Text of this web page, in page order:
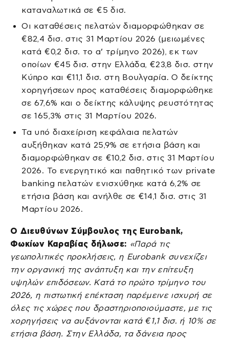
καταναλωτικά σε €5 δισ.
Οι καταθέσεις πελατών διαμορφώθηκαν σε
€82,4 δισ. στις 31 Μαρτίου 2026 (μειωμένες
κατά €0,2 δισ. το α’ τρίμηνο 2026), εκ των
οποίων €45 δισ. στην Ελλάδα, €23,8 δισ. στην
Κύπρο και €11,1 δισ. στη Βουλγαρία. Ο δείκτης
χορηγήσεων προς καταθέσεις διαμορφώθηκε
σε 67,6% και ο δείκτης κάλυψης ρευστότητας
σε 165,3% στις 31 Μαρτίου 2026.
Τα υπό διαχείριση κεφάλαια πελατών
αυξήθηκαν κατά 25,9% σε ετήσια βάση και
διαμορφώθηκαν σε €10,2 δισ. στις 31 Μαρτίου
2026. Το ενεργητικό και παθητικό των private
banking πελατών ενισχύθηκε κατά 6,2% σε
ετήσια βάση και ανήλθε σε €14,1 δισ. στις 31
Μαρτίου 2026.
Ο Διευθύνων Σύμβουλος της Eurobank,
Φωκίων Καραβίας δήλωσε: «Παρά τις
γεωπολιτικές προκλήσεις, η Eurobank συνεχίζει
την οργανική της ανάπτυξη και την επίτευξη
υψηλών επιδόσεων. Κατά το πρώτο τρίμηνο του
2026, η πιστωτική επέκταση παρέμεινε ισχυρή σε
όλες τις χώρες που δραστηριοποιούμαστε, με τις
χορηγήσεις να αυξάνονται κατά €1,1 δισ. ή 10% σε
ετήσια βάση. Στην Ελλάδα, τα δάνεια προς